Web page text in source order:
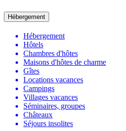
Hébergement
Hébergement
Hôtels
Chambres d'hôtes
Maisons d'hôtes de charme
Gîtes
Locations vacances
Campings
Villages vacances
Séminaires, groupes
Châteaux
Séjours insolites